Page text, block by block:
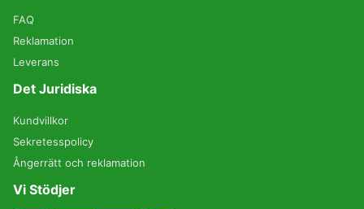
FAQ
Reklamation
Leverans
Det Juridiska
Kundvillkor
Sekretesspolicy
Ångerrätt och reklamation
Vi Stödjer